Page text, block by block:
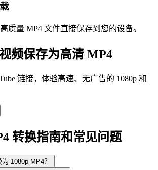
质量 MP4 文件直接保存到您的设备。
频保存为高清 MP4
链接，体验高速、无广告的 1080p 和
转换指南和常见问题
1080p MP4？